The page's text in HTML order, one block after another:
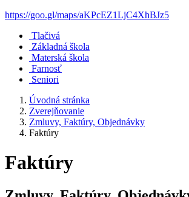
https://goo.gl/maps/aKPcEZ1LjC4XhBJz5
Tlačivá
Základná škola
Materská škola
Farnosť
Seniori
Úvodná stránka
Zverejňovanie
Zmluvy, Faktúry, Objednávky
Faktúry
Faktúry